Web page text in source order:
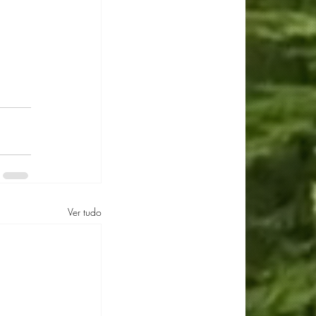
Ver tudo